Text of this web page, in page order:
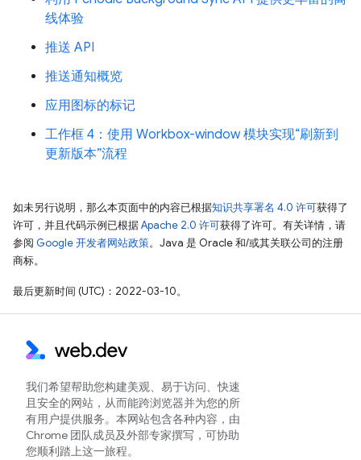
线体验
推送 API
推送通知概览
应用图标的标记
工作框 4：使用 Workbox-window 模块实现“刷新到
更新版本”流程
如未另行说明，那么本页面中的内容已根据知识共享署名 4.0 许可获得了
许可，并且代码示例已根据Apache 2.0 许可获得了许可。有关详情，请
参阅 Google 开发者网站政策。Java 是 Oracle 和/或其关联公司的注册
商标。
最后更新时间 (UTC)：2022-03-10。
我们希望帮助您构建美观、易于访问、快速
且安全的网站，从而能跨浏览器并为您的所
有用户提供服务。本网站包含各种内容，由
Chrome 团队成员及外部专家撰写，可协助
您顺利踏上这一旅程。